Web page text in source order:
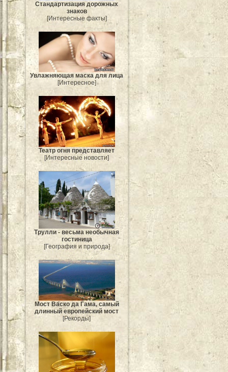
Стандартизация дорожных
знаков
[Интересные факты]
Увлажняющая маска для лица
[Интересное]
Театр огня представляет
[Интересные новости]
Трулли - весьма необычная
гостиница
[География и природа]
Мост Васко да Гама, самый
длинный европейский мост
[Рекорды]